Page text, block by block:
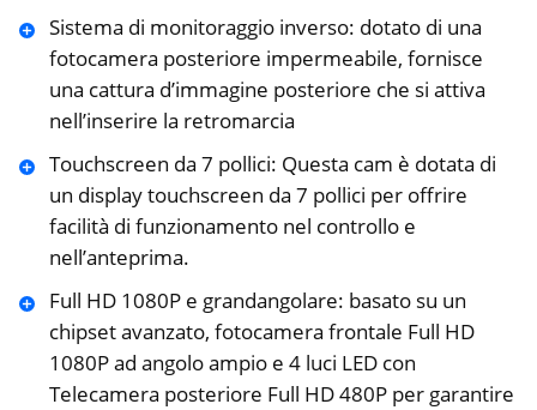
Sistema di monitoraggio inverso: dotato di una
fotocamera posteriore impermeabile, fornisce
una cattura d’immagine posteriore che si attiva
nell’inserire la retromarcia
Touchscreen da 7 pollici: Questa cam è dotata di
un display touchscreen da 7 pollici per offrire
facilità di funzionamento nel controllo e
nell’anteprima.
Full HD 1080P e grandangolare: basato su un
chipset avanzato, fotocamera frontale Full HD
1080P ad angolo ampio e 4 luci LED con
Telecamera posteriore Full HD 480P per garantire